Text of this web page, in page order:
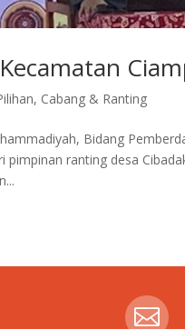
, Cabang & Ranting
Bidang
ranting desa
